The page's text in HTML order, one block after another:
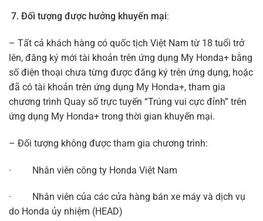
7. Đối tượng được hưởng khuyến mại:
– Tất cả khách hàng có quốc tịch Việt Nam từ 18 tuổi trở
lên, đăng ký mới tài khoản trên ứng dụng My Honda+ bằng
số điện thoại chưa từng được đăng ký trên ứng dụng, hoặc
đã có tài khoản trên ứng dụng My Honda+, tham gia
chương trình Quay số trực tuyến “Trúng vui cực đỉnh” trên
ứng dụng My Honda+ trong thời gian khuyến mại.
– Đối tượng không được tham gia chương trình:
· Nhân viên công ty Honda Việt Nam
· Nhân viên của các cửa hàng bán xe máy và dịch vụ
do Honda ủy nhiệm (HEAD)